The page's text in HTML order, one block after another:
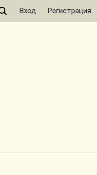
Вход Регистрация